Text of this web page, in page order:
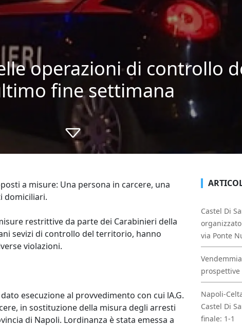
operazioni di controllo
fine settimana
a misure: Una persona in carcere, una
domiciliari.
restrittive da parte dei Carabinieri della
sevizi di controllo del territorio, hanno
violazioni.
esecuzione al provvedimento con cui lA.G.
in sostituzione della misura degli arresti
di Napoli. Lordinanza è stata emessa a
Castel Di
via Ponte
Napoli-
Castel Di
finale: 1-1